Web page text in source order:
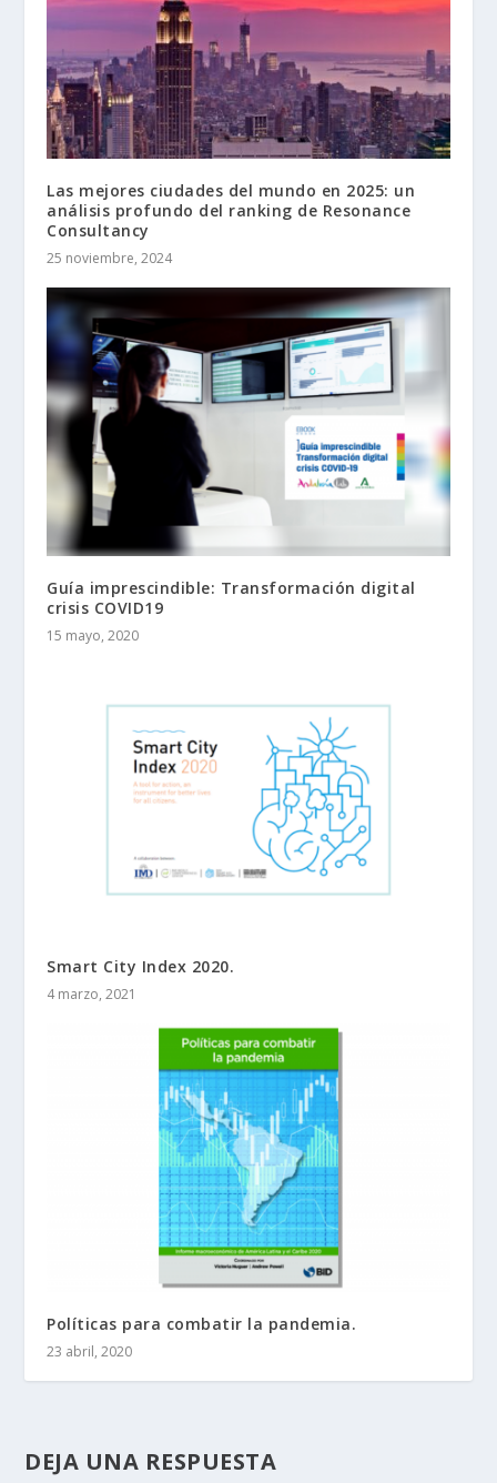
Las mejores ciudades del mundo en 2025: un
análisis profundo del ranking de Resonance
Consultancy
25 noviembre, 2024
Guía imprescindible: Transformación digital
crisis COVID19
15 mayo, 2020
Smart City Index 2020.
4 marzo, 2021
Políticas para combatir la pandemia.
23 abril, 2020
DEJA UNA RESPUESTA